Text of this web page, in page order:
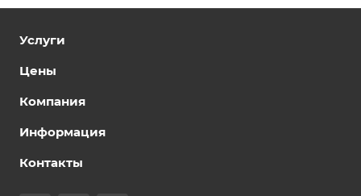
Услуги
Цены
Компания
Информация
Контакты